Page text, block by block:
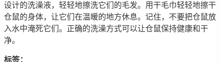
设计的洗澡液，轻轻地擦洗它们的毛发。用干毛巾轻轻地擦干
仓鼠的身体，让它们在温暖的地方休息。记住，不要把仓鼠放
入水中淹死它们。正确的洗澡方式可以让仓鼠保持健康和干
净。
标签：